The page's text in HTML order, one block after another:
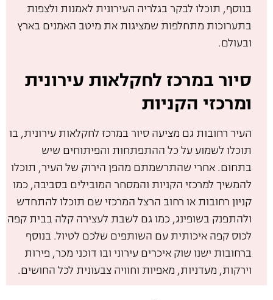
בנוסף, תוכלו לבקר בגלריה העירונית לאמנות ולצפות
בתערוכות מתחלפות שמציגות את מיטב האמנים בארץ
ובעולם.
סיור במרכז לחקלאות עירונית
ומרכזי הקניות
העיר רחובות גם מציעה סיור במרכז לחקלאות עירונית, בו
תוכלו לשמוע על כל ההתפתחות והפיתוחים שיש
בתחום. אחרי שהתרשמתם מהפן הירוק של העיר, תוכלו
להמשיך למרכזי הקניות והמסחר המובילים בסביבה, כמו
קניון רחובות או רחוב הרצל המרכזי שם תוכלו להתחדש
ולהתפנק בשופינג, כמו גם לשבת לעצירה קלה בבית קפה
לכוס קפה איכותית עם השותפים שלכם לטיול. בנוסף
ברחובות ישנו שוק איכרים עירוני ובו דוכני מכר, פירות
וירקות, מעדניות, מאפיות וחוויה צבעונית לכל החושים.